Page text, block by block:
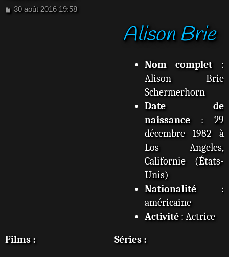
M
30 août 2016 19:58
Alison Brie
Nom complet :
Alison Brie
Schermerhorn
Date de
naissance: 29
décembre 1982 à
Los Angeles,
Californie (États-
Unis)
Nationalité:
américaine
Activité: Actrice
Films :
Séries :